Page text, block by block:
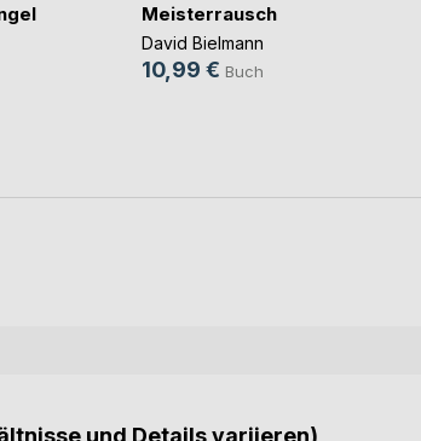
Meisterrausch
David Bielmann
10,99 € Buch
und Details variieren)